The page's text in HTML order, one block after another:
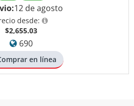
12 de agosto
desde:
$2,655.03
690
en línea